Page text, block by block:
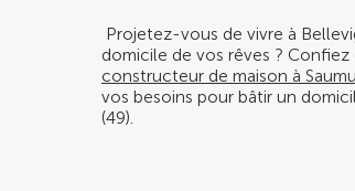
Projetez-vous de vivre à
domicile de vos rêves ?
constructeur de maison à
vos besoins pour bâtir un
(49).